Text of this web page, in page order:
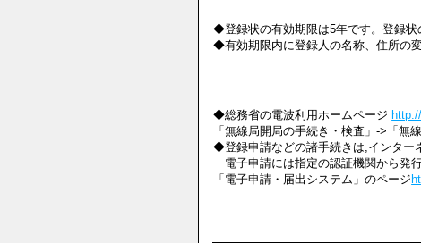
◆登録状の有効期限は5年です。登録状
◆有効期限内に登録人の名称、住所の
◆総務省の電波利用ホームページ
「無線局開局の手続き・検査」->「無
◆登録申請などの諸手続きは,インター
電子申請には指定の認証機関から発
「電子申請・届出システム」のページ